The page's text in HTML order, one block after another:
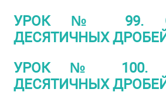
УРОК № 99.
ДЕСЯТИЧНЫХ ДРОБЕЙ
УРОК № 100.
ДЕСЯТИЧНЫХ ДРОБЕЙ